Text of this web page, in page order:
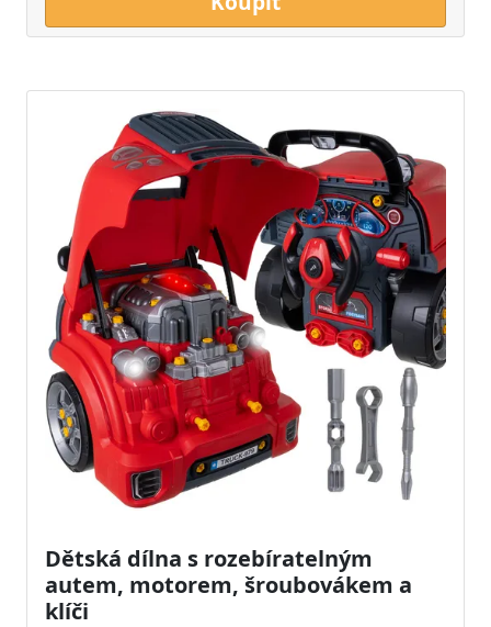
Dětská dílna s rozebíratelným
autem, motorem, šroubovákem a
klíči